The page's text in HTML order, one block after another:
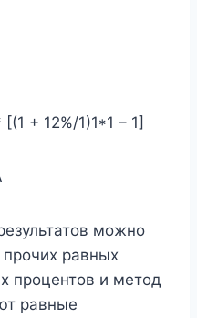
+ 12%/1)1*1 – 1]
можно
равных
процентов и метод
равные